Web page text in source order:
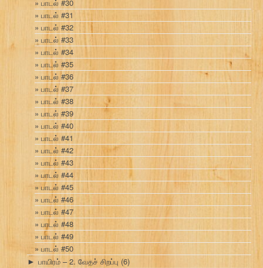
பாடல் #30
பாடல் #31
பாடல் #32
பாடல் #33
பாடல் #34
பாடல் #35
பாடல் #36
பாடல் #37
பாடல் #38
பாடல் #39
பாடல் #40
பாடல் #41
பாடல் #42
பாடல் #43
பாடல் #44
பாடல் #45
பாடல் #46
பாடல் #47
பாடல் #48
பாடல் #49
பாடல் #50
► பாயிரம் – 2. வேதச் சிறப்பு (6)